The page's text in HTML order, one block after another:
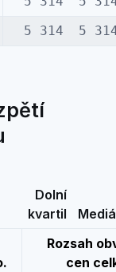
5 314 5
Dolní
kvartil
Rozsah
cen